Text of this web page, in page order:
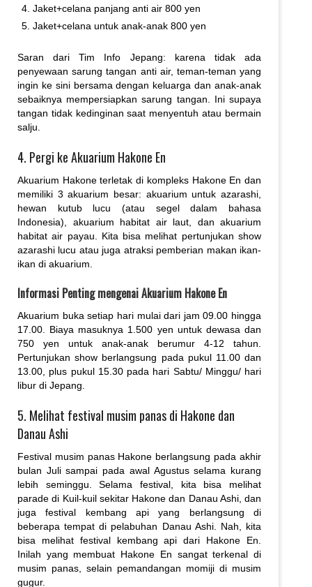
Jaket+celana panjang anti air 800 yen
Jaket+celana untuk anak-anak 800 yen
Saran dari Tim Info Jepang: karena tidak ada
penyewaan sarung tangan anti air, teman-teman yang
ingin ke sini bersama dengan keluarga dan anak-anak
sebaiknya mempersiapkan sarung tangan. Ini supaya
tangan tidak kedinginan saat menyentuh atau bermain
salju.
4. Pergi ke Akuarium Hakone En
Akuarium Hakone terletak di kompleks Hakone En dan
memiliki 3 akuarium besar: akuarium untuk azarashi,
hewan kutub lucu (atau segel dalam bahasa
Indonesia), akuarium habitat air laut, dan akuarium
habitat air payau. Kita bisa melihat pertunjukan show
azarashi lucu atau juga atraksi pemberian makan ikan-
ikan di akuarium.
Informasi Penting mengenai Akuarium Hakone En
Akuarium buka setiap hari mulai dari jam 09.00 hingga
17.00. Biaya masuknya 1.500 yen untuk dewasa dan
750 yen untuk anak-anak berumur 4-12 tahun.
Pertunjukan show berlangsung pada pukul 11.00 dan
13.00, plus pukul 15.30 pada hari Sabtu/ Minggu/ hari
libur di Jepang.
5. Melihat festival musim panas di Hakone dan
Danau Ashi
Festival musim panas Hakone berlangsung pada akhir
bulan Juli sampai pada awal Agustus selama kurang
lebih seminggu. Selama festival, kita bisa melihat
parade di Kuil-kuil sekitar Hakone dan Danau Ashi, dan
juga festival kembang api yang berlangsung di
beberapa tempat di pelabuhan Danau Ashi. Nah, kita
bisa melihat festival kembang api dari Hakone En.
Inilah yang membuat Hakone En sangat terkenal di
musim panas, selain pemandangan momiji di musim
gugur.